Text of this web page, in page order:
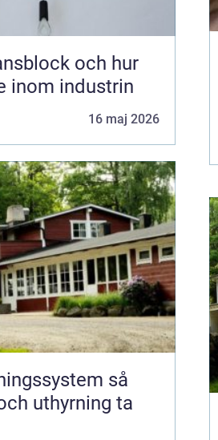
och hur
inom industrin
16 maj 2026
så
uthyrning ta